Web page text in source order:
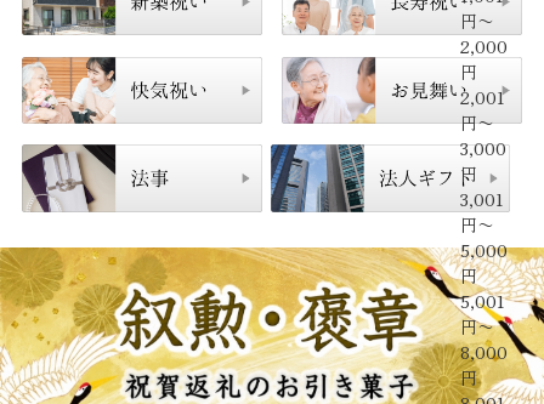
円〜
2,000
円
2,001
円〜
3,000
円
3,001
円〜
5,000
円
5,001
円〜
8,000
円